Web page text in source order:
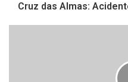
Cruz das Almas: